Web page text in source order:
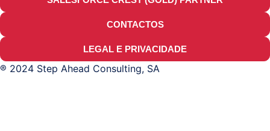
CONTACTOS
LEGAL E PRIVACIDADE
® 2024 Step Ahead Consulting, SA